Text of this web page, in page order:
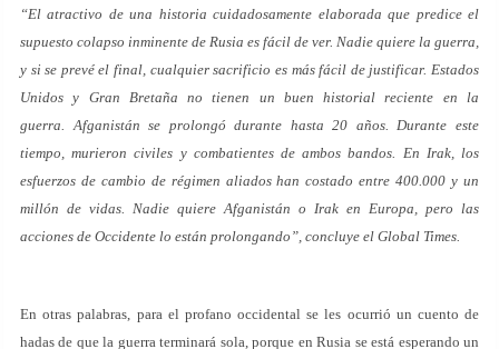
“El atractivo de una historia cuidadosamente elaborada que predice el
supuesto colapso inminente de Rusia es fácil de ver. Nadie quiere la guerra,
y si se prevé el final, cualquier sacrificio es más fácil de justificar. Estados
Unidos y Gran Bretaña no tienen un buen historial reciente en la
guerra. Afganistán se prolongó durante hasta 20 años. Durante este
tiempo, murieron civiles y combatientes de ambos bandos. En Irak, los
esfuerzos de cambio de régimen aliados han costado entre 400.000 y un
millón de vidas. Nadie quiere Afganistán o Irak en Europa, pero las
acciones de Occidente lo están prolongando”, concluye el Global Times.
En otras palabras, para el profano occidental se les ocurrió un cuento de
hadas de que la guerra terminará sola, porque en Rusia se está esperando un